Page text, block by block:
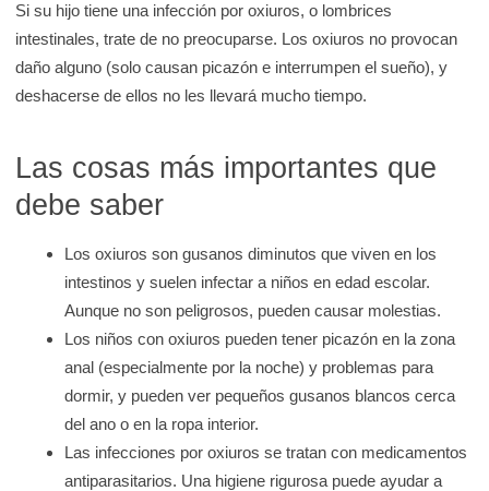
c
a
d
Si su hijo tiene una infección por oxiuros, o lombrices
intestinales, trate de no preocuparse. Los oxiuros no provocan
daño alguno (solo causan picazón e interrumpen el sueño), y
deshacerse de ellos no les llevará mucho tiempo.
Las cosas más importantes que
debe saber
Los oxiuros son gusanos diminutos que viven en los
intestinos y suelen infectar a niños en edad escolar.
Aunque no son peligrosos, pueden causar molestias.
Los niños con oxiuros pueden tener picazón en la zona
anal (especialmente por la noche) y problemas para
dormir, y pueden ver pequeños gusanos blancos cerca
del ano o en la ropa interior.
Las infecciones por oxiuros se tratan con medicamentos
antiparasitarios. Una higiene rigurosa puede ayudar a